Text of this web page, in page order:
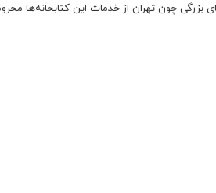
بزرگی چون تهران از خدمات این کتابخانه‌ها